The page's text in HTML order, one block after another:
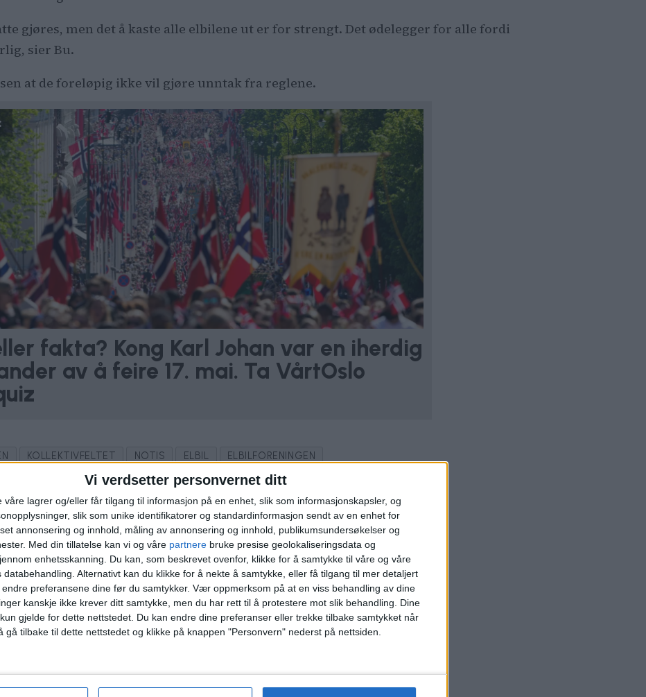
Vi verdsetter personvernet ditt
våre lagrer og/eller får tilgang til informasjon på en enhet, slik som informasjonskapsler, og
slik som unike identifikatorer og standardinformasjon sendt av en enhet for
annonsering og innhold, måling av annonsering og innhold, publikumsundersøkelser og
Med din tillatelse kan vi og våre partnere bruke presise geolokaliseringsdata og
enhetsskanning. Du kan, som beskrevet ovenfor, klikke for å samtykke til våre og våre
databehandling. Alternativt kan du klikke for å nekte å samtykke, eller få tilgang til mer detaljert
preferansene dine før du samtykker. Vær oppmerksom på at en viss behandling av dine
kanskje ikke krever ditt samtykke, men du har rett til å protestere mot slik behandling. Dine
gjelde for dette nettstedet. Du kan endre dine preferanser eller trekke tilbake samtykket når
gå tilbake til dette nettstedet og klikke på knappen "Personvern" nederst på nettsiden.
gjøres, men det å kaste alle elbilene ut er for strengt. Det ødelegger for alle fordi
sier Bu.
at de foreløpig ikke vil gjøre unntak fra reglene.
fakta? Kong Karl Johan var en iherdig
av å feire 17. mai. Ta VårtOslo
KOLLEKTIVFELTET NOTIS ELBIL ELBILFORENINGEN